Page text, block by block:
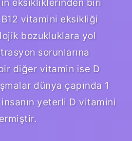
vitamini eksikliği
bozukluklara yol
sorunlarına
diğer vitamin ise D
dünya çapında 1
yeterli D vitamini